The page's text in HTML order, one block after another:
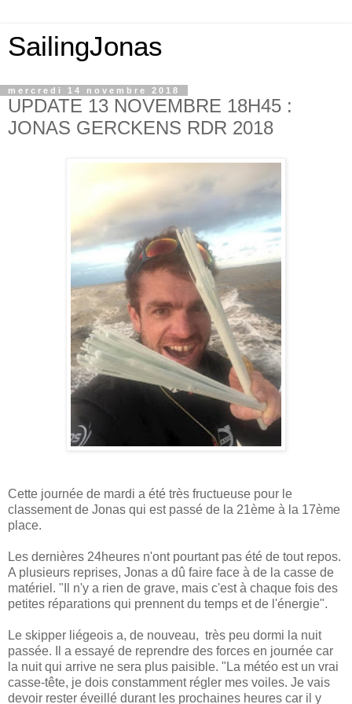
SailingJonas
mercredi 14 novembre 2018
UPDATE 13 NOVEMBRE 18H45 :
JONAS GERCKENS RDR 2018
Cette journée de mardi a été très fructueuse pour le
classement de Jonas qui est passé de la 21ème à la 17ème
place.
Les dernières 24heures n'ont pourtant pas été de tout repos.
A plusieurs reprises, Jonas a dû faire face à de la casse de
matériel. "Il n'y a rien de grave, mais c'est à chaque fois des
petites réparations qui prennent du temps et de l'énergie".
Le skipper liégeois a, de nouveau, très peu dormi la nuit
passée. Il a essayé de reprendre des forces en journée car
la nuit qui arrive ne sera plus paisible. "La météo est un vrai
casse-tête, je dois constamment régler mes voiles. Je vais
devoir rester éveillé durant les prochaines heures car il y